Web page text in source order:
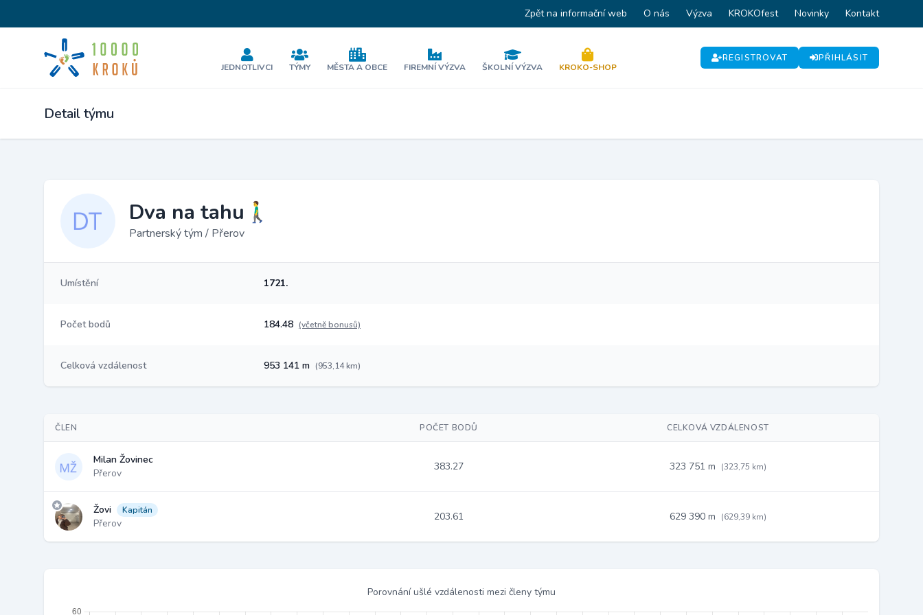
Zpět na informační web O nás Výzva KROKOfest Novinky Kontakt
JEDNOTLIVCI TÝMY MĚSTA A OBCE FIREMNÍ VÝZVA ŠKOLNÍ VÝZVA KROKO-SHOP
REGISTROVAT PŘIHLÁSIT
Detail týmu
Dva na tahu🚶‍♂️
Partnerský tým / Přerov
Umístění 1721.
Počet bodů 184.48 (včetně bonusů)
Celková vzdálenost 953 141 m (953,14 km)
ČLEN POČET BODŮ CELKOVÁ VZDÁLENOST
Milan Žovinec
Přerov
383.27 323 751 m (323,75 km)
Žovi Kapitán
Přerov
203.61 629 390 m (629,39 km)
Porovnání ušlé vzdálenosti mezi členy týmu